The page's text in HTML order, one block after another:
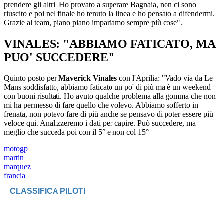
prendere gli altri. Ho provato a superare Bagnaia, non ci sono
riuscito e poi nel finale ho tenuto la linea e ho pensato a difendermi.
Grazie al team, piano piano impariamo sempre più cose".
VINALES: "ABBIAMO FATICATO, MA
PUO' SUCCEDERE"
Quinto posto perMaverick Vinales con l'Aprilia: "Vado via da Le
Mans soddisfatto, abbiamo faticato un po' di più ma è un weekend
con buoni risultati. Ho avuto qualche problema alla gomma che non
mi ha permesso di fare quello che volevo. Abbiamo sofferto in
frenata, non potevo fare di più anche se pensavo di poter essere più
veloce qui. Analizzeremo i dati per capire. Può succedere, ma
meglio che succeda poi con il 5° e non col 15°
motogp
martin
marquez
francia